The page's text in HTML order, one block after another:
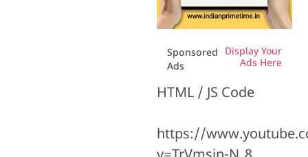
Sponsored
Ads
Display Your
Ads Here
HTML / JS Code
https://